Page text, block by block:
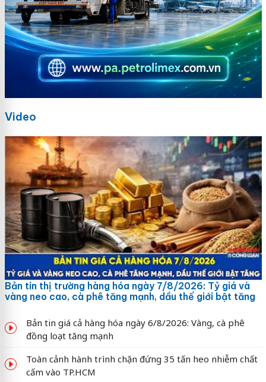
Video
Bản tin thị trường hàng hóa ngày 7/8/2026: Tỷ giá và
vàng neo cao, cà phê tăng mạnh, dầu thế giới bật tăng
Bản tin giá cả hàng hóa ngày 6/8/2026: Vàng, cà phê
đồng loạt tăng mạnh
Toàn cảnh hành trình chặn đứng 35 tấn heo nhiễm chất
cấm vào TP.HCM